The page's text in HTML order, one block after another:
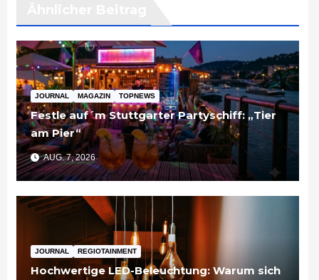
JOURNAL MAGAZIN TOPNEWS
Festle auf´m Stuttgarter Partyschiff: „Tier
am Pier“
AUG. 7, 2026
JOURNAL REGIOTAINMENT
Hochwertige LED-Beleuchtung: Warum sich